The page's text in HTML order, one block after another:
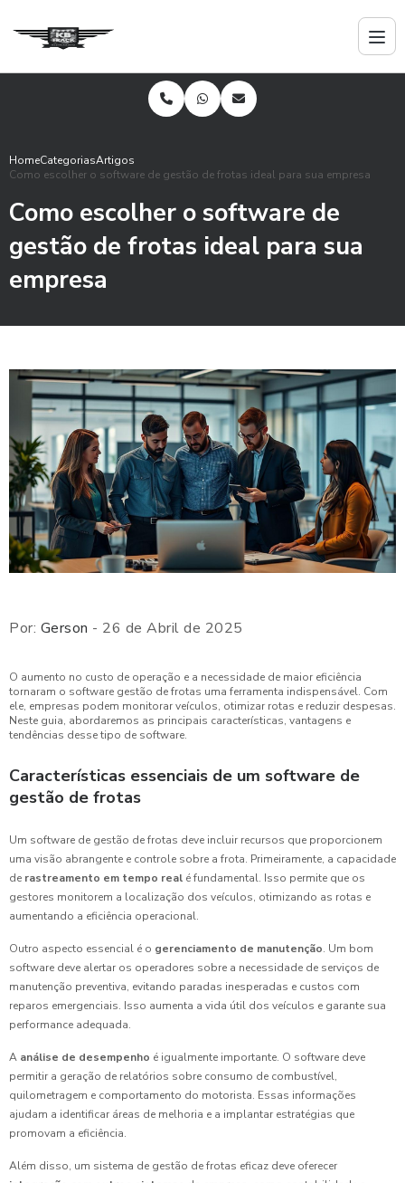
HomeCategoriasArtigos
Como escolher o software de gestão de frotas ideal para sua empresa
Como escolher o software de
gestão de frotas ideal para sua
empresa
Por: Gerson - 26 de Abril de 2025
O aumento no custo de operação e a necessidade de maior eficiência
tornaram o software gestão de frotas uma ferramenta indispensável. Com
ele, empresas podem monitorar veículos, otimizar rotas e reduzir despesas.
Neste guia, abordaremos as principais características, vantagens e
tendências desse tipo de software.
Características essenciais de um software de
gestão de frotas
Um software de gestão de frotas deve incluir recursos que proporcionem
uma visão abrangente e controle sobre a frota. Primeiramente, a capacidade
de rastreamento em tempo real é fundamental. Isso permite que os
gestores monitorem a localização dos veículos, otimizando as rotas e
aumentando a eficiência operacional.
Outro aspecto essencial é o gerenciamento de manutenção. Um bom
software deve alertar os operadores sobre a necessidade de serviços de
manutenção preventiva, evitando paradas inesperadas e custos com
reparos emergenciais. Isso aumenta a vida útil dos veículos e garante sua
performance adequada.
A análise de desempenho é igualmente importante. O software deve
permitir a geração de relatórios sobre consumo de combustível,
quilometragem e comportamento do motorista. Essas informações
ajudam a identificar áreas de melhoria e a implantar estratégias que
promovam a eficiência.
Além disso, um sistema de gestão de frotas eficaz deve oferecer